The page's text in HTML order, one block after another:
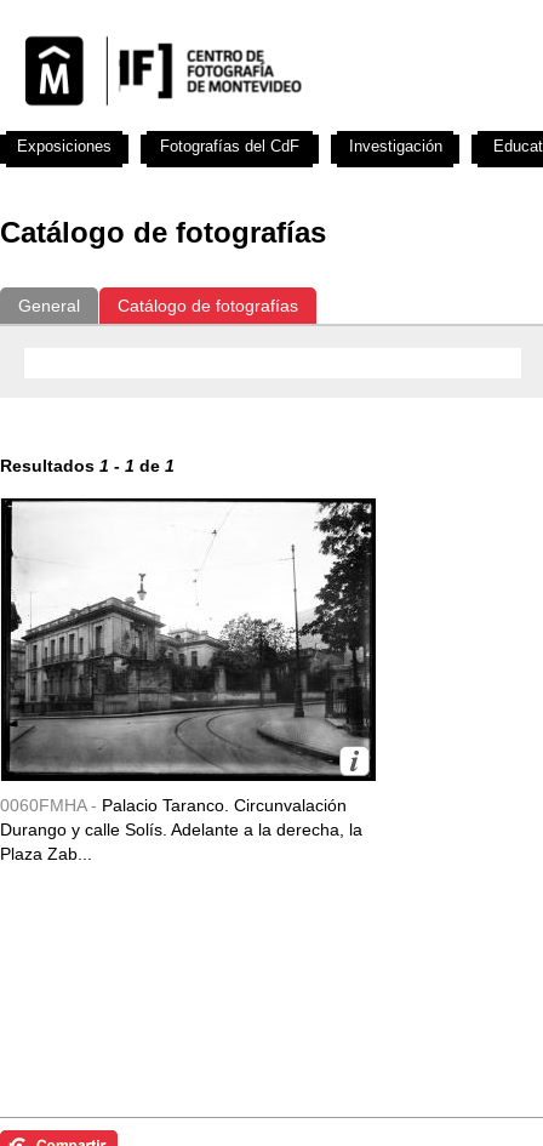
Catálogo de fotografías
General Catálogo de fotografías
Resultados 1 - 1 de 1
0060FMHA - Palacio Taranco. Circunvalación
Durango y calle Solís. Adelante a la derecha, la
Plaza Zab...
Exposiciones Fotografías del CdF Investigación